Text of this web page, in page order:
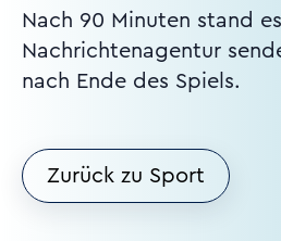
Nach 90 Minuten stand
Nachrichtenagentur
nach Ende des Spiels.
Zurück zu Sport